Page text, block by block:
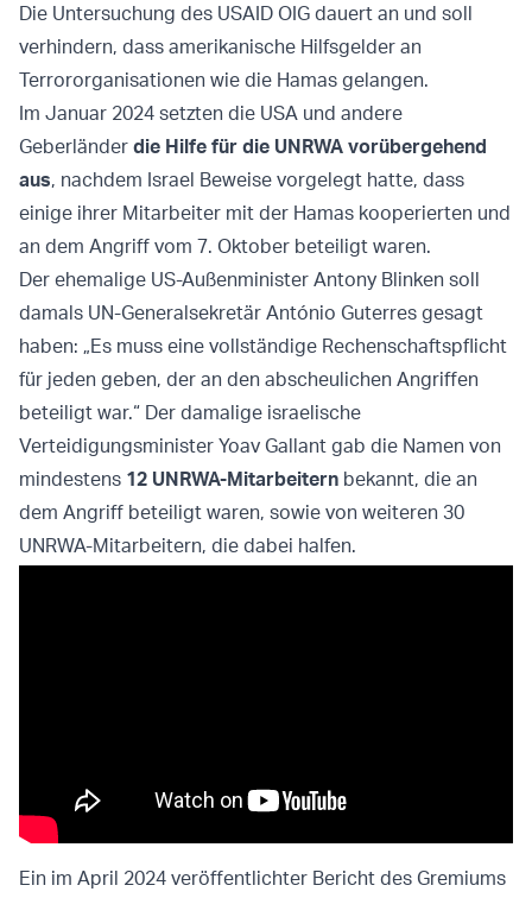
Die Untersuchung des USAID OIG dauert an und soll
verhindern, dass amerikanische Hilfsgelder an
Terrororganisationen wie die Hamas gelangen.
Im Januar 2024 setzten die USA und andere
Geberländer die Hilfe für die UNRWA vorübergehend
aus, nachdem Israel Beweise vorgelegt hatte, dass
einige ihrer Mitarbeiter mit der Hamas kooperierten und
an dem Angriff vom 7. Oktober beteiligt waren.
Der ehemalige US-Außenminister Antony Blinken soll
damals UN-Generalsekretär António Guterres gesagt
haben: „Es muss eine vollständige Rechenschaftspflicht
für jeden geben, der an den abscheulichen Angriffen
beteiligt war.“ Der damalige israelische
Verteidigungsminister Yoav Gallant gab die Namen von
mindestens 12 UNRWA-Mitarbeitern bekannt, die an
dem Angriff beteiligt waren, sowie von weiteren 30
UNRWA-Mitarbeitern, die dabei halfen.
Ein im April 2024 veröffentlichter Bericht des Gremiums